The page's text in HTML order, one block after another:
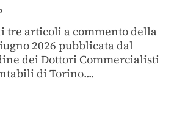
tre articoli a commento della
2026 pubblicata dal
dei Dottori Commercialisti
di Torino....